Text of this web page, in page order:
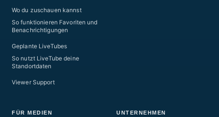
Wo du zuschauen kannst
So funktionieren Favoriten und
Benachrichtigungen
Geplante LiveTubes
So nutzt LiveTube deine
Standortdaten
Viewer Support
FÜR MEDIEN UNTERNEHMEN